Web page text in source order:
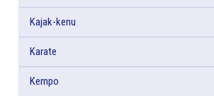
Kajak-kenu
Karate
Kempo